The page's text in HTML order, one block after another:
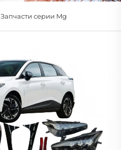
Запчасти серии Mg